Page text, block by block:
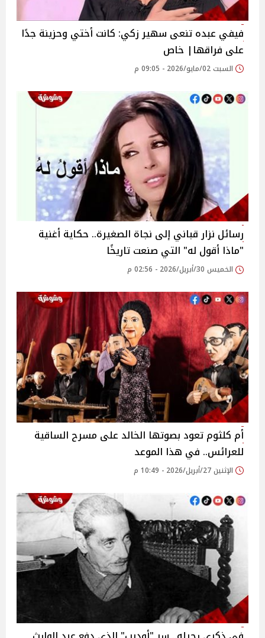
فيفي عبده تنعى سهير زكي: كانت أختي وحزينة جدًا
على فراقها| خاص
السبت 02/مايو/2026 - 09:05 م
رسائل نزار قباني إلى نجاة الصغيرة.. حكاية أغنية
"ماذا أقول له" التي صنعت تاريخًا
الخميس 30/أبريل/2026 - 02:56 م
أم كلثوم تعود بصوتها الخالد على مسرح الساقية
للعرائس.. في هذا الموعد
الإثنين 27/أبريل/2026 - 10:49 م